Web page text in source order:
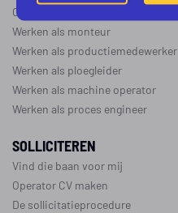
Over de procesindustrie
Werken als monteur
Werken als productiemedewerker
Werken als ploegleider
Werken als machine operator
Werken als proces engineer
SOLLICITEREN
Vind die baan voor mij
Operator CV maken
De sollicitatieprocedure